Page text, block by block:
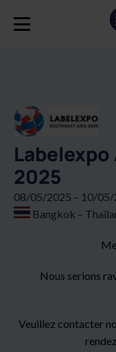
2025
08/05/2025 – 10/05/
Bangkok –
Nous serions
Veuillez contacter